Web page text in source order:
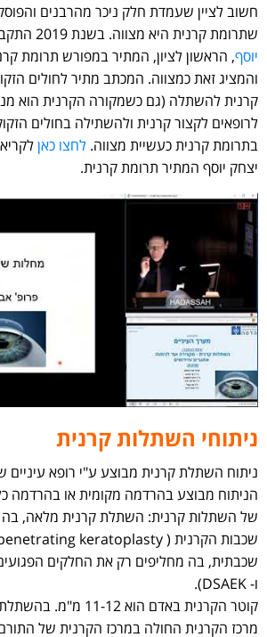
חשוב לציין שעמדת חלק ניכר מהרבנים
שתרומת קרנית היא מצווה. בשנת 2019 התקבל
יוסף, הראשון לציון, המתיר במפורש תרומת
והמציג זאת כמצווה. המכתב מתיר לחולים
קרנית להשתלה (גם כשמקורה הקרנית הוא
לרופאים לקצור קרנית ולהשתילה בחולים
בתרומת קרנית כעשיית מצווה. לחצו כאן
יצחק יוסף המתיר תרומת קרנית.
ניתוחי השתלות קרנית
ניתוח השתלת קרנית מבוצע ע"י רופא
הניתוח מבוצע בהרדמה מקומית או בהרדמה
של השתלות קרנית: השתלת קרנית מלאה, בה
ו- DSAEK).
קוטר הקרנית באדם הוא
מרכז הקרנית החולה במרכז הקרנית של